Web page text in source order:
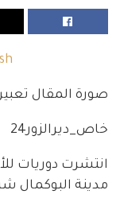
صورة المقال
خاص_ديرالزور24
انتشرت دوريات
مدينة البوكمال